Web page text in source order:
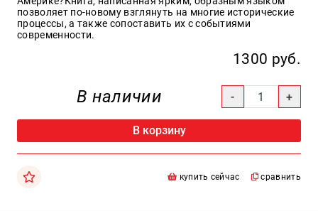
позволяет по-новому взглянуть на многие исторические
процессы, а также сопоставить их с событиями
современности.
1300 руб.
В наличии
В корзину
купить сейчас сравнить
+7(499)